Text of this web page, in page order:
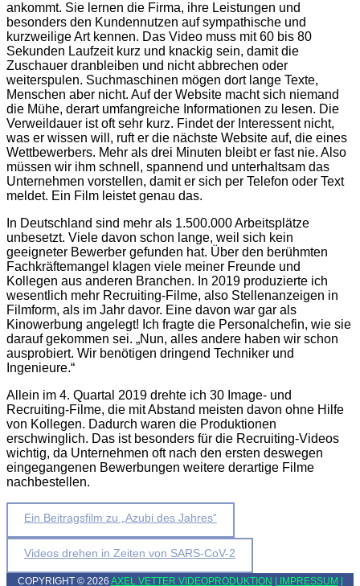
ankommt. Sie lernen die Firma, ihre Leistungen und
besonders den Kundennutzen auf sympathische und
kurzweilige Art kennen. Das Video muss mit 60 bis 80
Sekunden Laufzeit kurz und knackig sein, damit die
Zuschauer dranbleiben und nicht abbrechen oder
weiterspulen. Suchmaschinen mögen dort lange Texte,
Menschen aber nicht. Auf der Website macht sich niemand
die Mühe, derart umfangreiche Informationen zu lesen. Die
Verweildauer ist oft sehr kurz. Findet der Interessent nicht,
was er wissen will, ruft er die nächste Website auf, die eines
Wettbewerbers. Mehr als drei Minuten bleibt er fast nie. Also
müssen wir ihm schnell, spannend und unterhaltsam das
Unternehmen vorstellen, damit er sich per Telefon oder Text
meldet. Ein Film leistet genau das.
In Deutschland sind mehr als 1.500.000 Arbeitsplätze
unbesetzt. Viele davon schon lange, weil sich kein
geeigneter Bewerber gefunden hat. Über den berühmten
Fachkräftemangel klagen viele meiner Freunde und
Kollegen aus anderen Branchen. In 2019 produzierte ich
wesentlich mehr Recruiting-Filme, also Stellenanzeigen in
Filmform, als im Jahr davor. Eine davon war gar als
Kinowerbung angelegt! Ich fragte die Personalchefin, wie sie
darauf gekommen sei. „Nun, alles andere haben wir schon
ausprobiert. Wir benötigen dringend Techniker und
Ingenieure.“
Allein im 4. Quartal 2019 drehte ich 30 Image- und
Recruiting-Filme, die mit Abstand meisten davon ohne Hilfe
von Kollegen. Dadurch waren die Produktionen
erschwinglich. Das ist besonders für die Recruiting-Videos
wichtig, da Unternehmen oft nach den ersten deswegen
eingegangenen Bewerbungen weitere derartige Filme
nachbestellen.
Beitragsnavigation
Ein Beitragsfilm zu „Azubi des Jahres“
Videos drehen in Zeiten von SARS-CoV-2
COPYRIGHT © 2026 AXEL VETTER VIDEOPRODUKTION | IMPRESSUM |